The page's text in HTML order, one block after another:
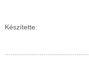
Készítette: